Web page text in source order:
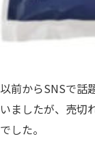
以前からSNSで話
いましたが、売切
でした。